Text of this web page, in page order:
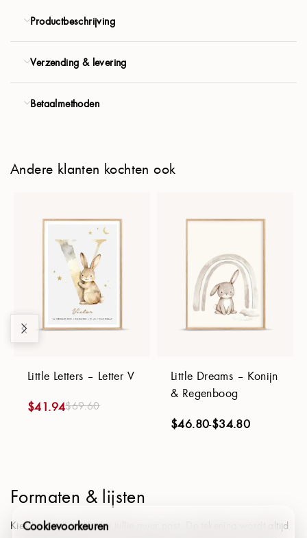
Gratis verzending
Productbeschrijving
Verzending & levering
Betaalmethoden
Andere klanten kochten ook
Little Letters – Letter V
$69.60
$41.94
Little Dreams – Konijn
& Regenboog
$34.80
-
$46.80
Formaten & lijsten
Kies het formaat dat bij jullie muur past. De tekening wordt altijd
Cookievoorkeuren